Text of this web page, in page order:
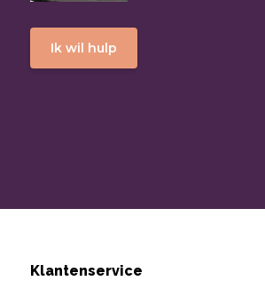
Ik wil hulp
Klantenservice